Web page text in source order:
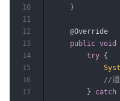
}
@Override
public void
try {
//通
}
catch
10
11
12
13
14
15
16
17